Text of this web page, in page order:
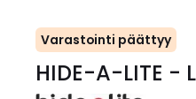
Varastointi päättyy
HIDE-A-LITE -